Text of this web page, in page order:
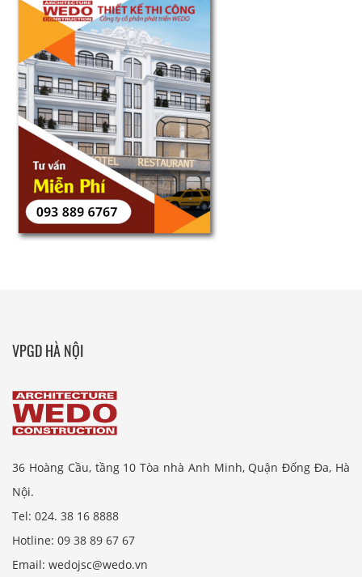
VPGD HÀ NỘI
36 Hoàng Cầu, tầng 10 Tòa nhà Anh Minh, Quận Đống Đa, Hà
Nội.
Tel: 024. 38 16 8888
Hotline: 09 38 89 67 67
Email: wedojsc@wedo.vn